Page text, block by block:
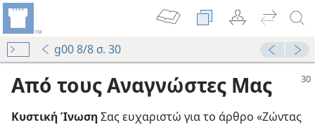
g00 8/8 σ. 30
Από τους Αναγνώστες Μας
Κυστική Ίνωση